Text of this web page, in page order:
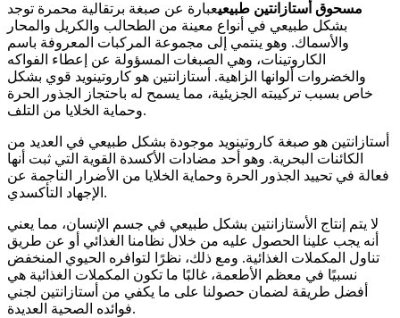
مسحوق أستازانتين طبيعيعبارة عن صبغة برتقالية محمرة توجد
بشكل طبيعي في أنواع معينة من الطحالب والكريل والمحار
والأسماك. وهو ينتمي إلى مجموعة المركبات المعروفة باسم
الكاروتينات، وهي الصبغات المسؤولة عن إعطاء الفواكه
والخضروات ألوانها الزاهية. أستازانتين هو كاروتينويد قوي بشكل
خاص بسبب تركيبته الجزيئية، مما يسمح له باحتجاز الجذور الحرة
وحماية الخلايا من التلف.
أستازانتين هو صبغة كاروتينويد موجودة بشكل طبيعي في العديد من
الكائنات البحرية. وهو أحد مضادات الأكسدة القوية التي ثبت أنها
فعالة في تحييد الجذور الحرة وحماية الخلايا من الأضرار الناجمة عن
الإجهاد التأكسدي.
لا يتم إنتاج الأستازانتين بشكل طبيعي في جسم الإنسان، مما يعني
أنه يجب علينا الحصول عليه من خلال نظامنا الغذائي أو عن طريق
تناول المكملات الغذائية. ومع ذلك، نظرًا لتوافره الحيوي المنخفض
نسبيًا في معظم الأطعمة، غالبًا ما تكون المكملات الغذائية هي
أفضل طريقة لضمان حصولنا على ما يكفي من أستازانتين لجني
فوائده الصحية العديدة.